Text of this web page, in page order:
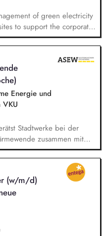
werden. Sie
und
ab. Potenziale für
Sortimente
Umsetzung.
of green electricity
to support the corporate
electricity sourcing.
and market requirements
(e.g., GHG Protocol)
the company's energy
with Corporate
and implementation of
to ensure
suppliers,
related KPIs through
Energie und
VKU
Stadtwerke bei der
zusammen mit
Fokus stehen
für die Fernwärme, der
sowie der Ausbau
unterstützt Stadtwerke,
zukunftsfähig aufstellen
CO₂-Kosten, neuen
einer passenden
(w/m/d)